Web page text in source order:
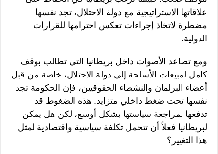
علاقاتها الاستراتيجية مع دولة الاحتلال، تجد نفسها
مضطرة لاتخاذ إجراءات تعكس احترامها للقرارات
الدولية.
ومع تصاعد الأصوات داخل بريطانيا التي تطالب بوقف
كامل لمبيعات الأسلحة إلى دولة الاحتلال، خاصة من قبل
أعضاء البرلمان والنشطاء الحقوقيين، فإن الحكومة تجد
نفسها تحت ضغط داخلي متزايد. هذه الضغوط قد
تدفعها لمراجعة سياستها بشكل أوسع، لكن هل يمكن
لبريطانيا فعلاً أن تتحمل تكلفة سياسية واقتصادية لمثل
هذا التغيير؟